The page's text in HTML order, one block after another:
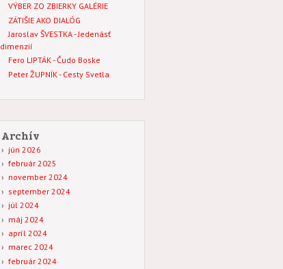
VÝBER ZO ZBIERKY GALÉRIE
ZÁTIŠIE AKO DIALÓG
Jaroslav ŠVESTKA - Jedenásť
dimenzií
Fero LIPTÁK - Čudo Boske
Peter ŽUPNÍK - Cesty Svetla
Archív
jún 2026
február 2025
november 2024
september 2024
júl 2024
máj 2024
apríl 2024
marec 2024
február 2024